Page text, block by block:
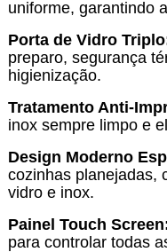
uniforme, garantindo
Porta de Vidro
preparo, segurança
higienização.
Tratamento Anti-
inox sempre limpo e
Design Moderno
cozinhas planejadas,
vidro e inox.
Painel Touch
para controlar todas